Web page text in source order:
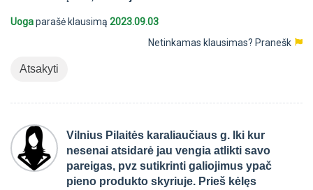
Uogaparašė klausimą 2023.09.03
Netinkamas klausimas? Pranešk
Atsakyti
Vilnius Pilaitės karaliaučiaus g. Iki kur
nesenai atsidarė jau vengia atlikti savo
pareigas, pvz sutikrinti galiojimus ypač
pieno produkto skyriuje. Prieš kėlęs